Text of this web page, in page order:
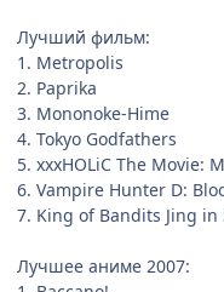
Лучший фильм:
1. Metropolis
2. Paprika
3. Mononoke-Hime
4. Tokyo Godfathers
5. xxxHOLiC The Movie:
6. Vampire Hunter D:
7. King of Bandits Jing in
Лучшее аниме 2007: